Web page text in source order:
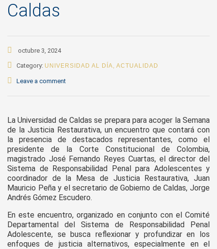
Caldas
octubre 3, 2024
Category: UNIVERSIDAD AL DÍA, ACTUALIDAD
Leave a comment
La Universidad de Caldas se prepara para acoger la Semana
de la Justicia Restaurativa, un encuentro que contará con
la presencia de destacados representantes, como el
presidente de la Corte Constitucional de Colombia,
magistrado José Fernando Reyes Cuartas, el director del
Sistema de Responsabilidad Penal para Adolescentes y
coordinador de la Mesa de Justicia Restaurativa, Juan
Mauricio Peña y el secretario de Gobierno de Caldas, Jorge
Andrés Gómez Escudero.
En este encuentro, organizado en conjunto con el Comité
Departamental del Sistema de Responsabilidad Penal
Adolescente, se busca reflexionar y profundizar en los
enfoques de justicia alternativos, especialmente en el